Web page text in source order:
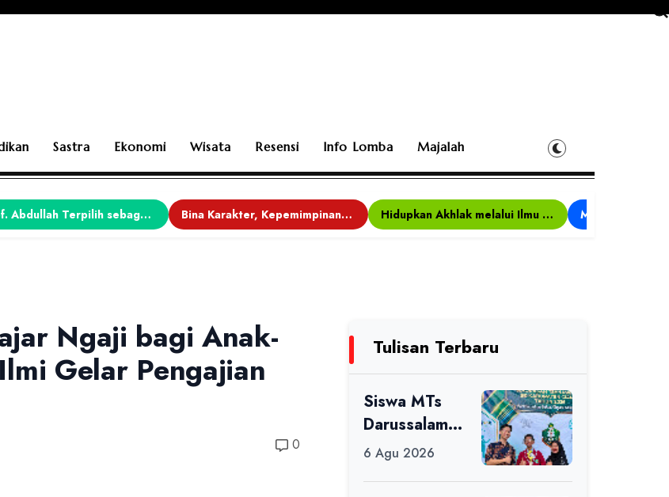
Sastra Ekonomi Wisata Resensi Info Lomba Majalah
Prof. Abdullah Terpilih sebagai Ketua APDII Periode 2026–2030 Bina Karakter, Kepemimpinan, dan Kemandirian, 117 Peserta Ikuti Alfaro Camp di MAN 1 Darussalam Ciamis Hidupkan Akhlak melalui Ilmu yang Diamalkan
Ngaji bagi Anak-
Gelar Pengajian
0
Tulisan Terbaru
Siswa MTs
Darussalam
Raih Juara 1
6 Agu 2026